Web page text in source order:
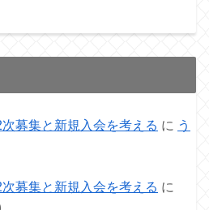
募集と新規入会を考える に う
募集と新規入会を考える に